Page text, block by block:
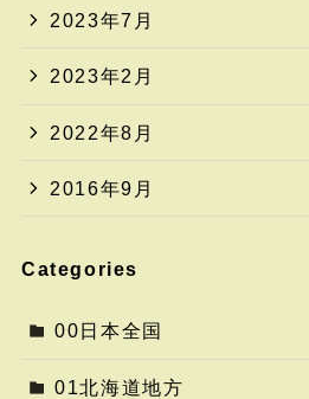
2023年7月
2023年2月
2022年8月
2016年9月
Categories
00日本全国
01北海道地方